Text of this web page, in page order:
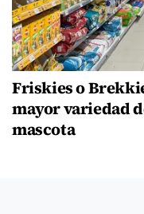
Friskies o
mayor variedad
mascota